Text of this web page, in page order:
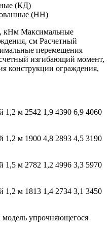
(КД)
(НН)
кНм Максимальные
см Расчетный
перемещения
изгибающий момент,
конструкции ограждения,
1,2 м 2542 1,9 4390 6,9 4060
1,2 м 1900 4,8 2893 4,5 3190
1,5 м 2782 1,2 4996 3,3 5970
1,2 м 1813 1,4 2734 3,1 3450
модель упрочняющегося